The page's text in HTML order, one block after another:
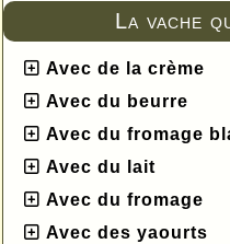
La vache
Avec de la crème
Avec du beurre
Avec du fromage
Avec du lait
Avec du fromage
Avec des yaourts